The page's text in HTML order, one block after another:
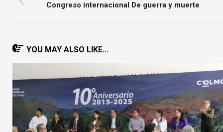
Congreso internacional De guerra y muerte
YOU MAY ALSO LIKE...